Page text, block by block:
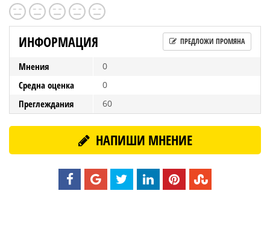
ИНФОРМАЦИЯ ПРЕДЛОЖИ ПРОМЯНА
Мнения 0
Средна оценка 0
Преглеждания 60
НАПИШИ МНЕНИЕ